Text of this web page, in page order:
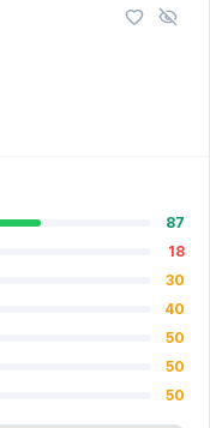
87
18
30
40
50
50
50